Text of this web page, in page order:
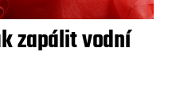
zapálit vodní